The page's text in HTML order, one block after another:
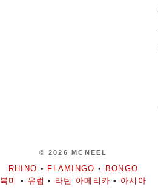
© 2026 MCNEEL
RHINO • FLAMINGO • BONGO
북미 • 유럽 • 라틴 아메리카 • 아시아